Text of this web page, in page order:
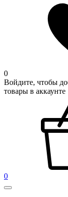
0
Войдите, чтобы
товары в аккаунте
0